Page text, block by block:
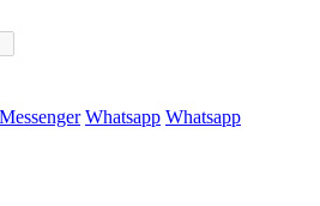
Messenger Whatsapp Whatsapp